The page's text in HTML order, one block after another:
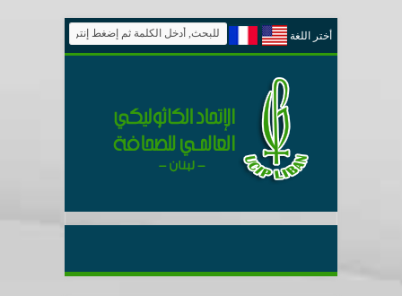
أختر اللغة